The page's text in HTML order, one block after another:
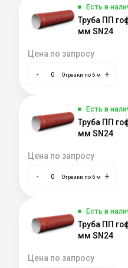
Есть в
Труба ПП
мм SN24
Цена по запросу
- Отрезки по 6 м +
Есть в
Труба ПП
мм SN24
Цена по запросу
- Отрезки по 6 м +
Есть в
Труба ПП
мм SN24
Цена по запросу